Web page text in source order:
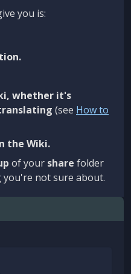
you is:
whether it's
(see How to
the Wiki.
of your share folder
not sure about.